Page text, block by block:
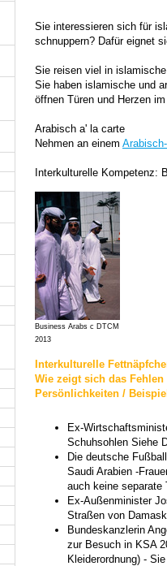
Sie interessieren sich für
schnuppern? Dafür eignet
Sie reisen viel in
Sie haben islamische und
öffnen Türen und Herzen
Arabisch a' la carte
Nehmen an einem
Interkulturelle Kompetenz:
Business Arabs c DTCM
2013
Interkulturelle
Wie zeigt sich das
Persönlichkeiten /
Ex-
Schuhsohlen Siehe
Die deutsche
Saudi Arabien -
auch keine separate
Ex-Außenminister
Straßen von
Bundeskanzlerin
zur Besuch in KSA
Kleiderordnung) -